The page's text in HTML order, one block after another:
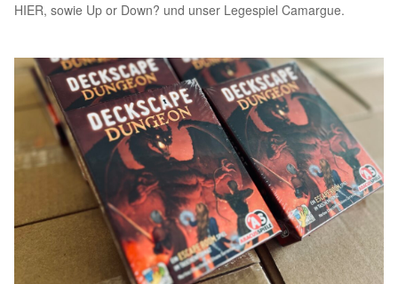
HIER, sowie Up or Down? und unser Legespiel Camargue.